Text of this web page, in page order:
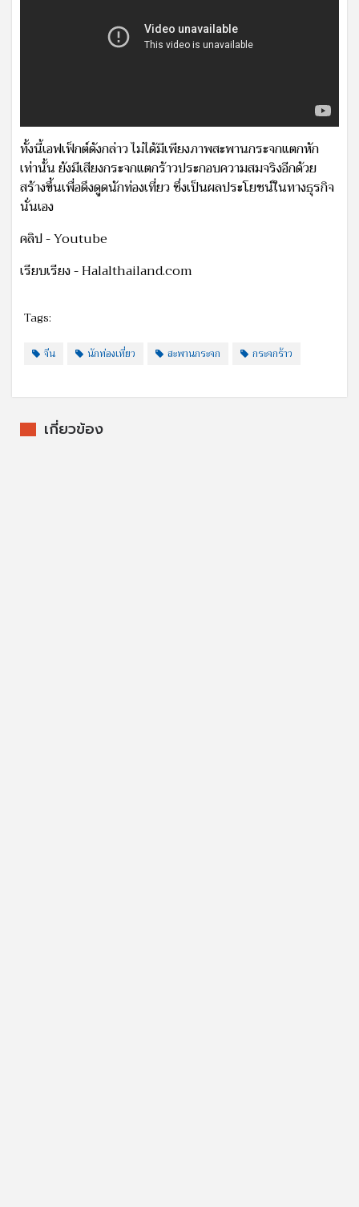
ทั้งนี้เอฟเฟ็กต์ดังกล่าว ไม่ได้มีเพียงภาพสะพานกระจกแตกหัก
เท่านั้น ยังมีเสียงกระจกแตกร้าวประกอบความสมจริงอีกด้วย
สร้างขึ้นเพื่อดึงดูดนักท่องเที่ยว ซึ่งเป็นผลประโยชน์ในทางธุรกิจ
นั่นเอง
คลิป - Youtube
เรียบเรียง - Halalthailand.com
Tags:
จีน นักท่องเที่ยว สะพานกระจก กระจกร้าว
เกี่ยวข้อง